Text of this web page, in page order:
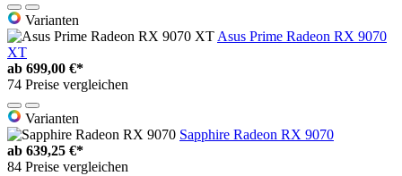
Varianten
Asus Prime Radeon RX 9070
XT
ab 699,00 €*
74 Preise vergleichen
Varianten
Sapphire Radeon RX 9070
ab 639,25 €*
84 Preise vergleichen